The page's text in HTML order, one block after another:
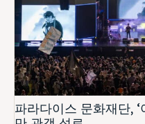
파라다이스 문화재단,